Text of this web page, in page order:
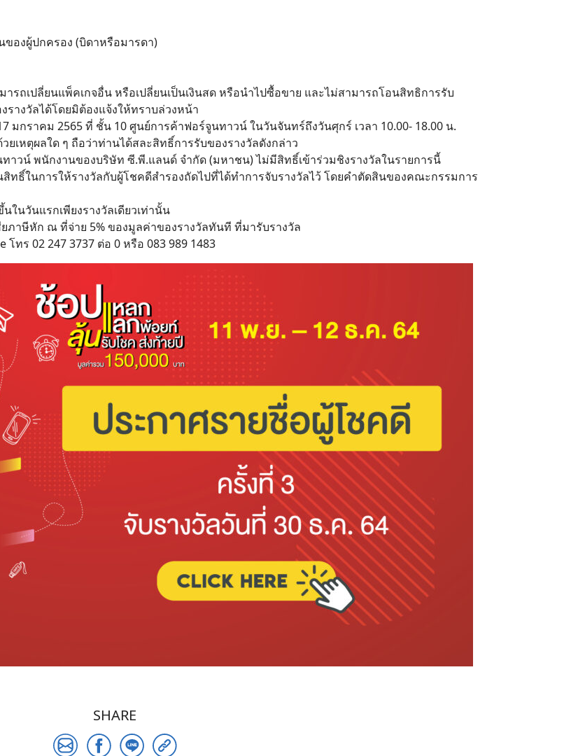
Search
for:
ของผู้ปกครอง (บิดาหรือมารดา)
รถเปลี่ยนแพ็คเกจอื่น หรือเปลี่ยนเป็นเงินสด หรือนำไปซื้อขาย และไม่สามารถโอนสิทธิการรับ
างวัลได้โดยมิต้องแจ้งให้ทราบล่วงหน้า
มกราคม 2565 ที่ ชั้น 10 ศูนย์การค้าฟอร์จูนทาวน์ ในวันจันทร์ถึงวันศุกร์ เวลา 10.00- 18.00 น.
เหตุผลใด ๆ ถือว่าท่านได้สละสิทธิ์การรับของรางวัลดังกล่าว
าวน์ พนักงานของบริษัท ซี.พี.แลนด์ จำกัด (มหาชน) ไม่มีสิทธิ์เข้าร่วมชิงรางวัลในรายการนี้
ในการให้รางวัลกับผู้โชคดีสำรองถัดไปที่ได้ทำการจับรางวัลไว้ โดยคำตัดสินของคณะกรรมการ
นวันแรกเพียงรางวัลเดียวเท่านั้น
ภาษีหัก ณ ที่จ่าย 5% ของมูลค่าของรางวัลทันที ที่มารับรางวัล
ทร 02 247 3737 ต่อ 0 หรือ 083 989 1483
SHARE